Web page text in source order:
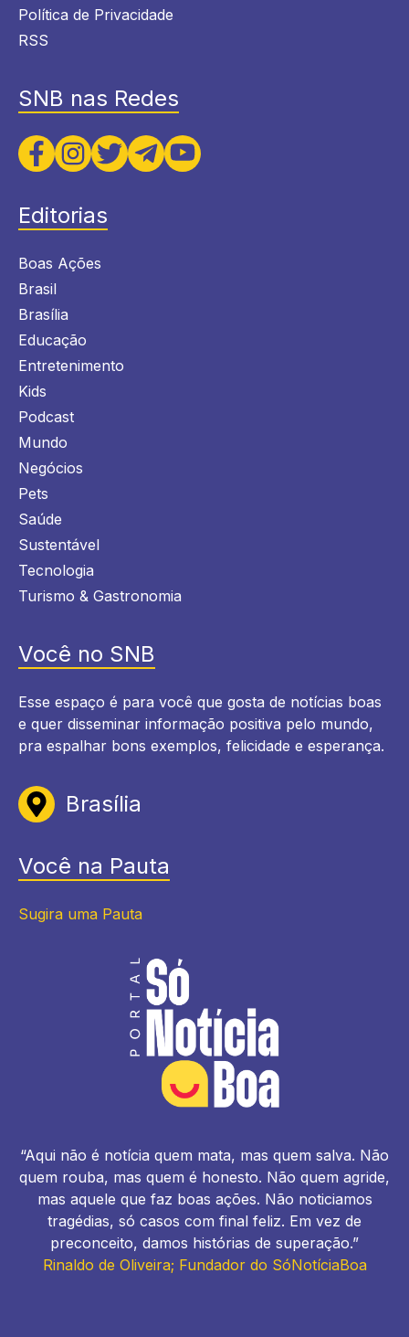
Política de Privacidade
RSS
SNB nas Redes
Editorias
Boas Ações
Brasil
Brasília
Educação
Entretenimento
Kids
Podcast
Mundo
Negócios
Pets
Saúde
Sustentável
Tecnologia
Turismo & Gastronomia
Você no SNB
Esse espaço é para você que gosta de notícias boas
e quer disseminar informação positiva pelo mundo,
pra espalhar bons exemplos, felicidade e esperança.
Brasília
Você na Pauta
Sugira uma Pauta
“Aqui não é notícia quem mata, mas quem salva. Não
quem rouba, mas quem é honesto. Não quem agride,
mas aquele que faz boas ações. Não noticiamos
tragédias, só casos com final feliz. Em vez de
preconceito, damos histórias de superação.”
Rinaldo de Oliveira; Fundador do SóNotíciaBoa